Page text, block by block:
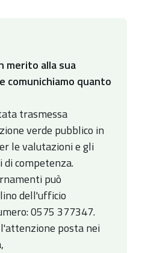
merito alla sua
comunichiamo quanto
trasmessa
verde pubblico in
le valutazioni e gli
competenza.
può
dell'ufficio
0575 377347.
posta nei